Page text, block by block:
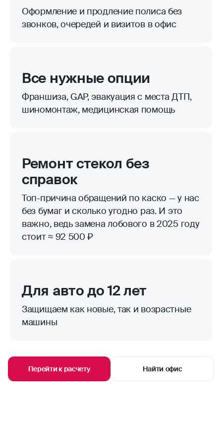
Оформление и продление полиса без
звонков, очередей и визитов в офис
Все нужные опции
Франшиза, GAP, эвакуация с места ДТП,
шиномонтаж, медицинская помощь
Ремонт стекол без
справок
Топ-причина обращений по каско — у нас
без бумаг и сколько угодно раз. И это
важно, ведь замена лобового в 2025 году
стоит ≈ 92 500 ₽
Для авто до 12 лет
Защищаем как новые, так и возрастные
машины
Перейти к расчету Найти офис